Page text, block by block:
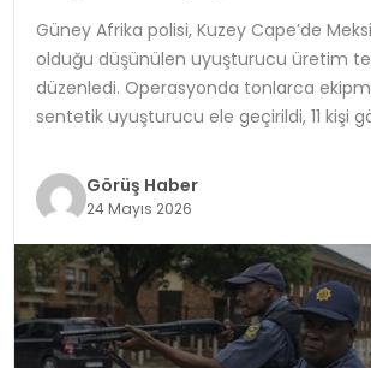
SAĞLIK
SPOR
TEKNOLOJI
Güney Afrika polisi, Kuzey Cape’de
olduğu düşünülen uyuşturucu üretim
düzenledi. Operasyonda tonlarca
sentetik uyuşturucu ele geçirildi, 11 kişi
Görüş Haber
24 Mayıs 2026